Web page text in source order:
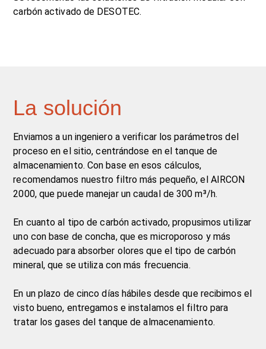
carbón activado de DESOTEC.
La solución
Enviamos a un ingeniero a verificar los parámetros del
proceso en el sitio, centrándose en el tanque de
almacenamiento. Con base en esos cálculos,
recomendamos nuestro filtro más pequeño, el AIRCON
2000, que puede manejar un caudal de 300 m³/h.
En cuanto al tipo de carbón activado, propusimos utilizar
uno con base de concha, que es microporoso y más
adecuado para absorber olores que el tipo de carbón
mineral, que se utiliza con más frecuencia.
En un plazo de cinco días hábiles desde que recibimos el
visto bueno, entregamos e instalamos el filtro para
tratar los gases del tanque de almacenamiento.